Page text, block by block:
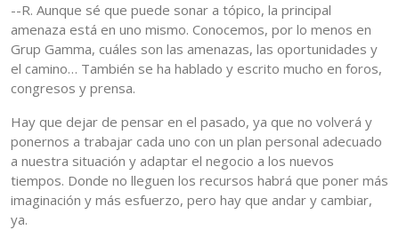
--R. Aunque sé que puede sonar a tópico, la principal
amenaza está en uno mismo. Conocemos, por lo menos en
Grup Gamma, cuáles son las amenazas, las oportunidades y
el camino… También se ha hablado y escrito mucho en foros,
congresos y prensa.
Hay que dejar de pensar en el pasado, ya que no volverá y
ponernos a trabajar cada uno con un plan personal adecuado
a nuestra situación y adaptar el negocio a los nuevos
tiempos. Donde no lleguen los recursos habrá que poner más
imaginación y más esfuerzo, pero hay que andar y cambiar,
ya.